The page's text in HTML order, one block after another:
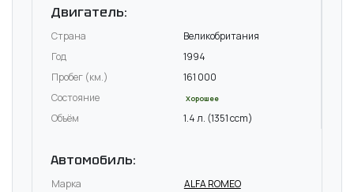
Двигатель:
Страна
Великобритания
Год
1994
Пробег (км.)
161 000
Состояние
Хорошее
Объём 1.4 л. (1351 ccm)
Автомобиль:
Марка
ALFA ROMEO